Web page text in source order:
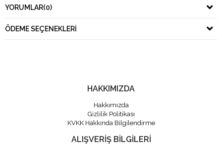
YORUMLAR(0)
ÖDEME SEÇENEKLERI
HAKKIMIZDA
Hakkımızda
Gizlilik Politikası
KVKK Hakkında Bilgilendirme
ALIŞVERİŞ BİLGİLERİ